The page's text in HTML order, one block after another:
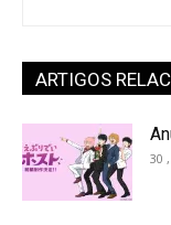
ARTIGOS
30